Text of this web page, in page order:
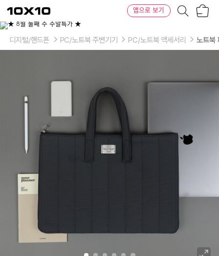
텐
바
텐
앱으로 보기
이
상
디지털/핸드폰 PC/노트북 주변기기 PC/노트북 액세서리 노트북